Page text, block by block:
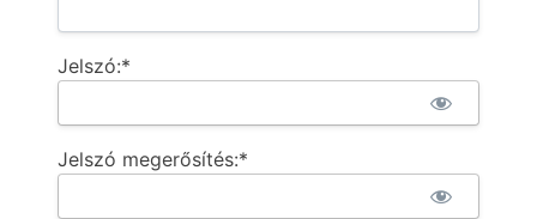
Jelszó:*
Jelszó megerősítés:*